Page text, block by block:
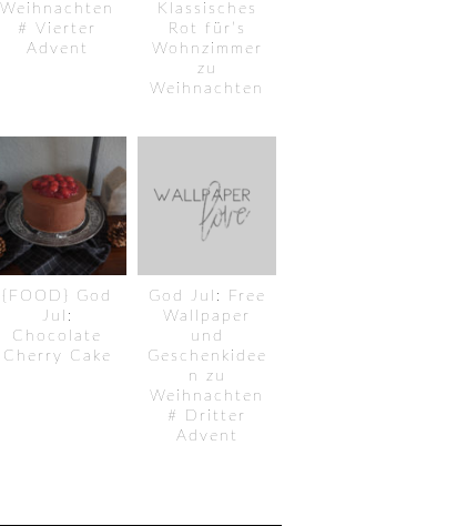
Weihnachten
# Vierter
Advent
Klassisches
Rot für’s
Wohnzimmer
zu
Weihnachten
{FOOD} God
Jul:
Chocolate
Cherry Cake
God Jul: Free
Wallpaper
und
Geschenkidee
n zu
Weihnachten
# Dritter
Advent